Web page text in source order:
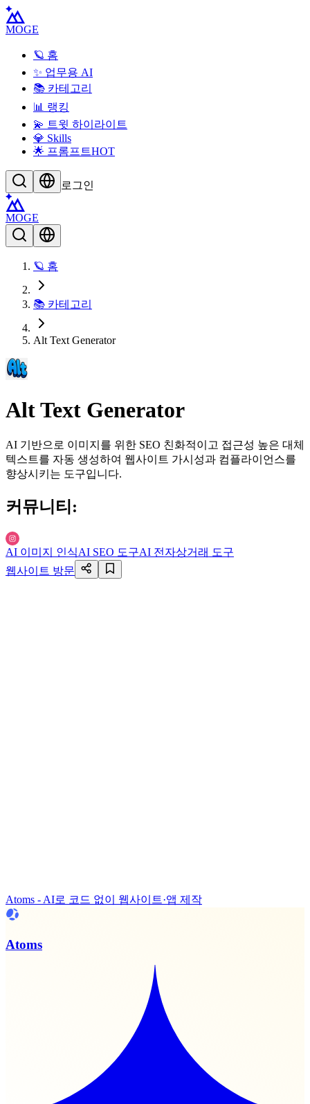
MOGE
🪐 홈
✨ 업무용 AI
📚 카테고리
📊 랭킹
💫 트윗 하이라이트
💎 Skills
🌟 프롬프트HOT
로그인
MOGE
🪐 홈
📚 카테고리
Alt Text Generator
Alt Text Generator
AI 기반으로 이미지를 위한 SEO 친화적이고 접근성 높은 대체
텍스트를 자동 생성하여 웹사이트 가시성과 컴플라이언스를
향상시키는 도구입니다.
커뮤니티 :
AI 이미지 인식AI SEO 도구AI 전자상거래 도구
웹사이트 방문
Atoms - AI로 코드 없이 웹사이트·앱 제작
Atoms